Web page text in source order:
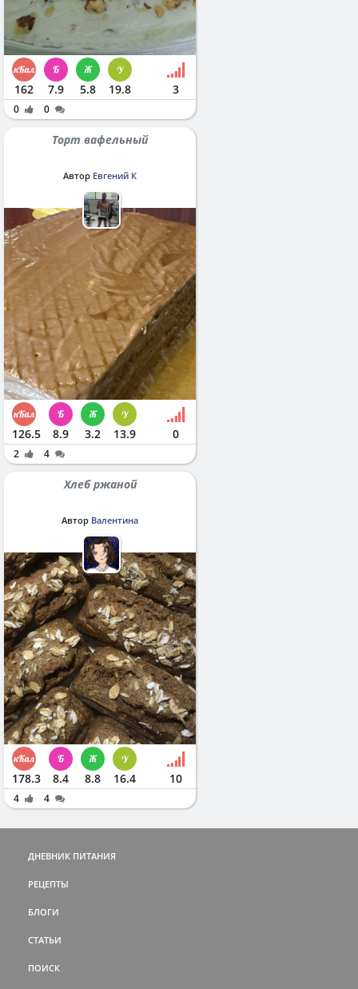
162 7.9 5.8 19.8 3
0 0
Торт вафельный
Автор Евгений К
126.5 8.9 3.2 13.9 0
2 4
Хлеб ржаной
Автор Валентина
178.3 8.4 8.8 16.4 10
4 4
ДНЕВНИК ПИТАНИЯ
РЕЦЕПТЫ
БЛОГИ
СТАТЬИ
ПОИСК